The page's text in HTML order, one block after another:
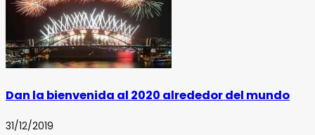
Dan la bienvenida al 2020 alrededor del mundo
31/12/2019